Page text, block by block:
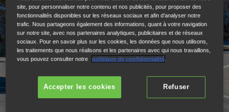
site, pour personnaliser notre contenu et nos publicités, pour proposer des
fonctionnalités disponibles sur les réseaux sociaux et afin d’analyser notre
trafic. Nous partageons également des informations, quant à votre navigation
sur notre site, avec nos partenaires analytiques, publicitaires et de réseaux
sociaux. Pour en savoir plus sur les cookies, les données que nous utilisons,
les traitements que nous réalisons et les partenaires avec qui nous travaillons,
vous pouvez consulter notre
politique de confidentialité
Refuser
Accepter les cookies